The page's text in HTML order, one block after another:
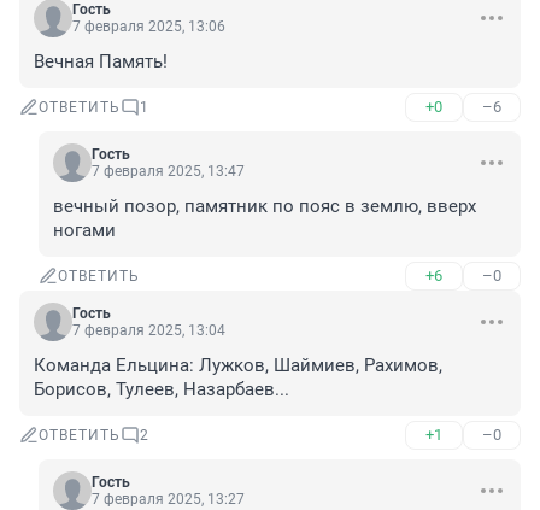
Гость
7 февраля 2025, 13:06
Вечная Память!
ОТВЕТИТЬ 1 +0 –6
Гость
7 февраля 2025, 13:47
вечный позор, памятник по пояс в землю, вверх
ногами
ОТВЕТИТЬ +6 –0
Гость
7 февраля 2025, 13:04
Команда Ельцина: Лужков, Шаймиев, Рахимов,
Борисов, Тулеев, Назарбаев...
ОТВЕТИТЬ 2 +1 –0
Гость
7 февраля 2025, 13:27